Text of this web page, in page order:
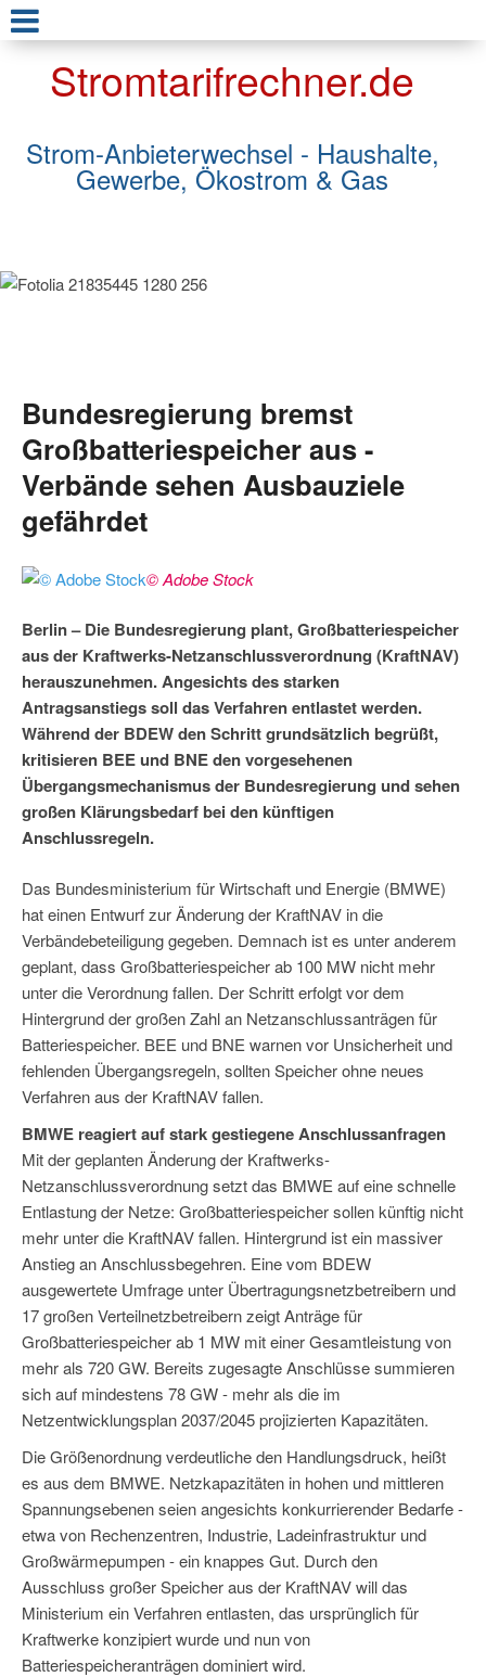
Stromtarifrechner.de
Strom-Anbieterwechsel - Haushalte,
Gewerbe, Ökostrom & Gas
Bundesregierung bremst
Großbatteriespeicher aus -
Verbände sehen Ausbauziele
gefährdet
© Adobe Stock
Berlin – Die Bundesregierung plant, Großbatteriespeicher
aus der Kraftwerks-Netzanschlussverordnung (KraftNAV)
herauszunehmen. Angesichts des starken
Antragsanstiegs soll das Verfahren entlastet werden.
Während der BDEW den Schritt grundsätzlich begrüßt,
kritisieren BEE und BNE den vorgesehenen
Übergangsmechanismus der Bundesregierung und sehen
großen Klärungsbedarf bei den künftigen
Anschlussregeln.
Das Bundesministerium für Wirtschaft und Energie (BMWE)
hat einen Entwurf zur Änderung der KraftNAV in die
Verbändebeteiligung gegeben. Demnach ist es unter anderem
geplant, dass Großbatteriespeicher ab 100 MW nicht mehr
unter die Verordnung fallen. Der Schritt erfolgt vor dem
Hintergrund der großen Zahl an Netzanschlussanträgen für
Batteriespeicher. BEE und BNE warnen vor Unsicherheit und
fehlenden Übergangsregeln, sollten Speicher ohne neues
Verfahren aus der KraftNAV fallen.
BMWE reagiert auf stark gestiegene Anschlussanfragen
Mit der geplanten Änderung der Kraftwerks-
Netzanschlussverordnung setzt das BMWE auf eine schnelle
Entlastung der Netze: Großbatteriespeicher sollen künftig nicht
mehr unter die KraftNAV fallen. Hintergrund ist ein massiver
Anstieg an Anschlussbegehren. Eine vom BDEW
ausgewertete Umfrage unter Übertragungsnetzbetreibern und
17 großen Verteilnetzbetreibern zeigt Anträge für
Großbatteriespeicher ab 1 MW mit einer Gesamtleistung von
mehr als 720 GW. Bereits zugesagte Anschlüsse summieren
sich auf mindestens 78 GW - mehr als die im
Netzentwicklungsplan 2037/2045 projizierten Kapazitäten.
Die Größenordnung verdeutliche den Handlungsdruck, heißt
es aus dem BMWE. Netzkapazitäten in hohen und mittleren
Spannungsebenen seien angesichts konkurrierender Bedarfe -
etwa von Rechenzentren, Industrie, Ladeinfrastruktur und
Großwärmepumpen - ein knappes Gut. Durch den
Ausschluss großer Speicher aus der KraftNAV will das
Ministerium ein Verfahren entlasten, das ursprünglich für
Kraftwerke konzipiert wurde und nun von
Batteriespeicheranträgen dominiert wird.